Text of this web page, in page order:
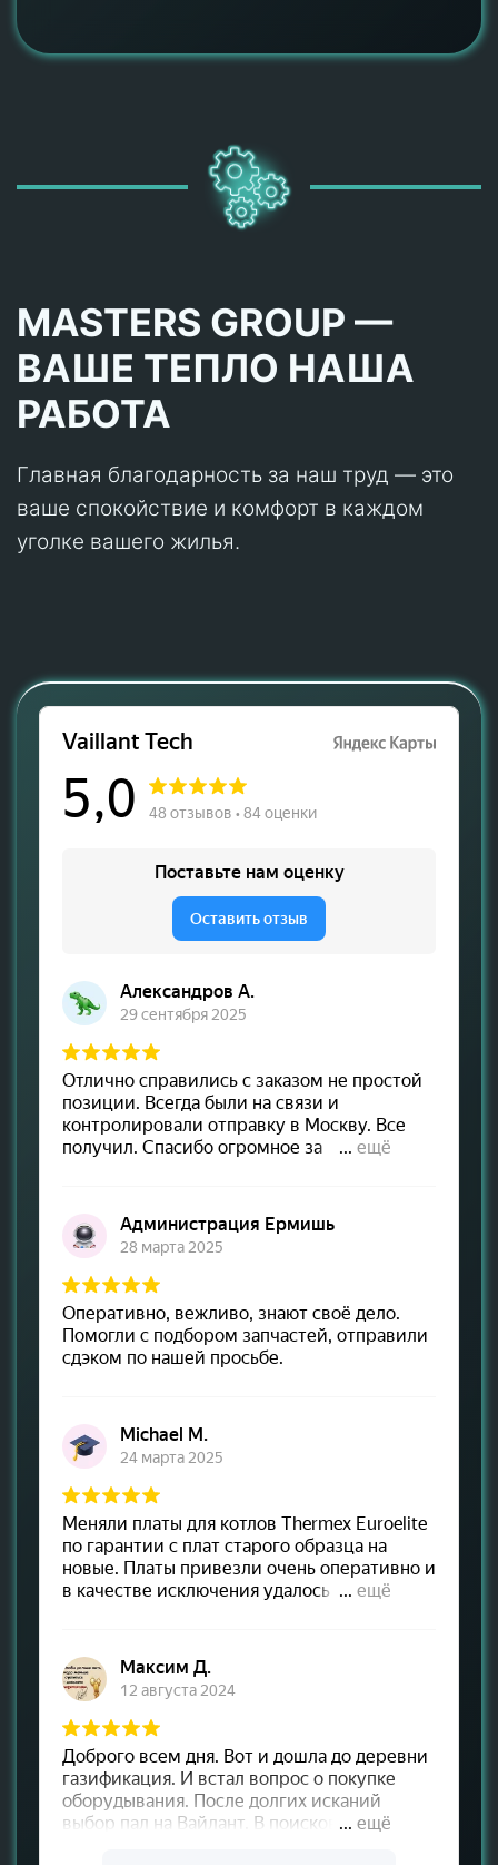
MASTERS GROUP —
ВАШЕ ТЕПЛО НАША
РАБОТА
Главная благодарность за наш труд — это
ваше спокойствие и комфорт в каждом
уголке вашего жилья.